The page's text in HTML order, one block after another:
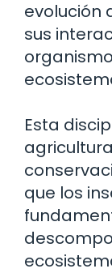
evolución
sus
Esta
que los